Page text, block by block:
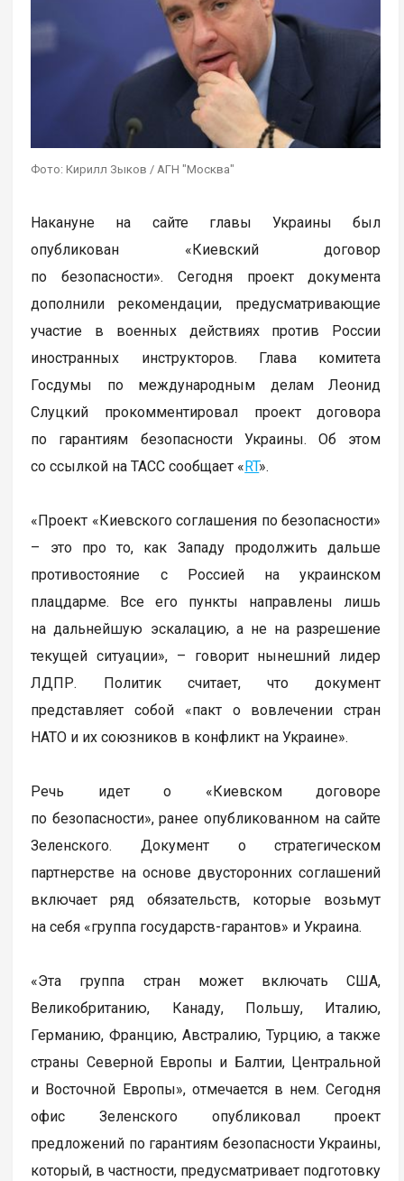
Фото: Кирилл Зыков / АГН "Москва"
Накануне на сайте главы Украины был
опубликован «Киевский договор
по безопасности». Сегодня проект документа
дополнили рекомендации, предусматривающие
участие в военных действиях против России
иностранных инструкторов. Глава комитета
Госдумы по международным делам Леонид
Слуцкий прокомментировал проект договора
по гарантиям безопасности Украины. Об этом
со ссылкой на ТАСС сообщает «RT».
«Проект «Киевского соглашения по безопасности»
– это про то, как Западу продолжить дальше
противостояние с Россией на украинском
плацдарме. Все его пункты направлены лишь
на дальнейшую эскалацию, а не на разрешение
текущей ситуации», – говорит нынешний лидер
ЛДПР. Политик считает, что документ
представляет собой «пакт о вовлечении стран
НАТО и их союзников в конфликт на Украине».
Речь идет о «Киевском договоре
по безопасности», ранее опубликованном на сайте
Зеленского. Документ о стратегическом
партнерстве на основе двусторонних соглашений
включает ряд обязательств, которые возьмут
на себя «группа государств-гарантов» и Украина.
«Эта группа стран может включать США,
Великобританию, Канаду, Польшу, Италию,
Германию, Францию, Австралию, Турцию, а также
страны Северной Европы и Балтии, Центральной
и Восточной Европы», отмечается в нем. Сегодня
офис Зеленского опубликовал проект
предложений по гарантиям безопасности Украины,
который, в частности, предусматривает подготовку